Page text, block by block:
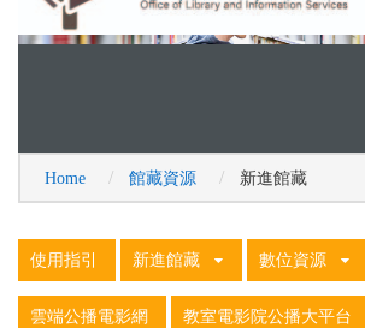
Home 館藏資源 新進館藏
使用指引 新進館藏 數位資源
雲端公播電影網 教室電影院公播大平台